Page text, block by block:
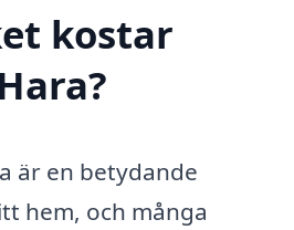
kostar
är en betydande
hem, och många